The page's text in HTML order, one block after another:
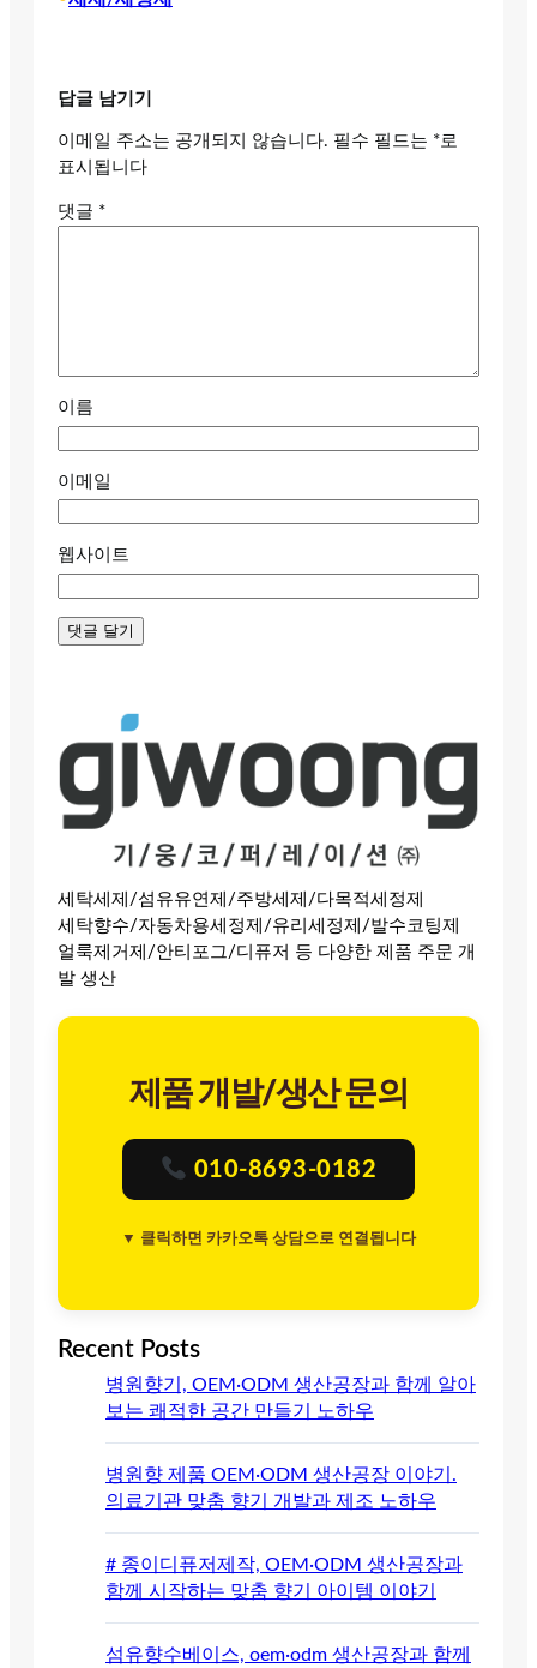
답글 남기기
이메일 주소는 공개되지 않습니다. 필수 필드는 *로
표시됩니다
댓글 *
이름
이메일
웹사이트
세탁세제/섬유유연제/주방세제/다목적세정제
세탁향수/자동차용세정제/유리세정제/발수코팅제
얼룩제거제/안티포그/디퓨저 등 다양한 제품 주문 개
발 생산
제품 개발/생산 문의
010-8693-0182
▼ 클릭하면 카카오톡 상담으로 연결됩니다
Recent Posts
병원향기, OEM·ODM 생산공장과 함께 알아
보는 쾌적한 공간 만들기 노하우
병원향 제품 OEM·ODM 생산공장 이야기.
의료기관 맞춤 향기 개발과 제조 노하우
# 종이디퓨저제작, OEM·ODM 생산공장과
함께 시작하는 맞춤 향기 아이템 이야기
섬유향수베이스, oem·odm 생산공장과 함께